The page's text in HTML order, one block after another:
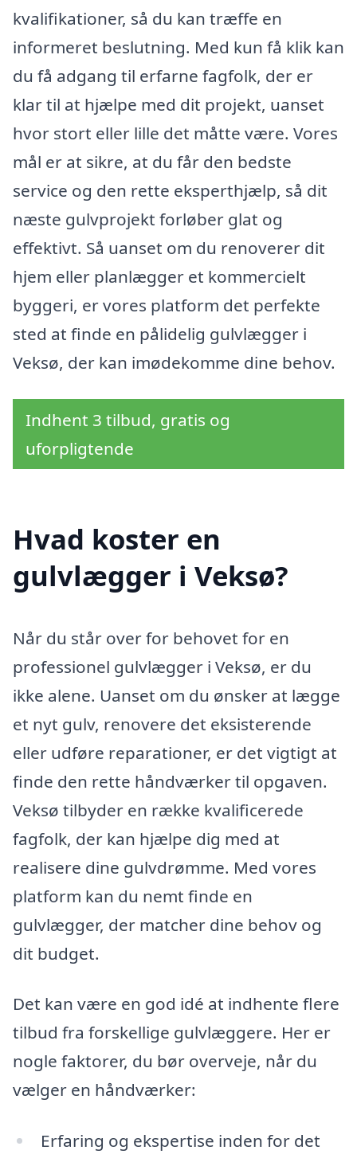
kvalifikationer, så du kan træffe en
informeret beslutning. Med kun få klik kan
du få adgang til erfarne fagfolk, der er
klar til at hjælpe med dit projekt, uanset
hvor stort eller lille det måtte være. Vores
mål er at sikre, at du får den bedste
service og den rette eksperthjælp, så dit
næste gulvprojekt forløber glat og
effektivt. Så uanset om du renoverer dit
hjem eller planlægger et kommercielt
byggeri, er vores platform det perfekte
sted at finde en pålidelig gulvlægger i
Veksø, der kan imødekomme dine behov.
Indhent 3 tilbud, gratis og
uforpligtende
Hvad koster en
gulvlægger i Veksø?
Når du står over for behovet for en
professionel gulvlægger i Veksø, er du
ikke alene. Uanset om du ønsker at lægge
et nyt gulv, renovere det eksisterende
eller udføre reparationer, er det vigtigt at
finde den rette håndværker til opgaven.
Veksø tilbyder en række kvalificerede
fagfolk, der kan hjælpe dig med at
realisere dine gulvdrømme. Med vores
platform kan du nemt finde en
gulvlægger, der matcher dine behov og
dit budget.
Det kan være en god idé at indhente flere
tilbud fra forskellige gulvlæggere. Her er
nogle faktorer, du bør overveje, når du
vælger en håndværker:
Erfaring og ekspertise inden for det